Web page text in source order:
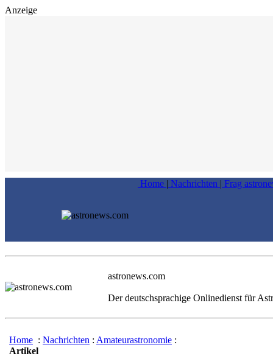
Anzeige
Home | Nachrichten | Frag
astronews.com
Der deutschsprachige Onlinedienst für
Home : Nachrichten : Amateurastronomie :
Artikel